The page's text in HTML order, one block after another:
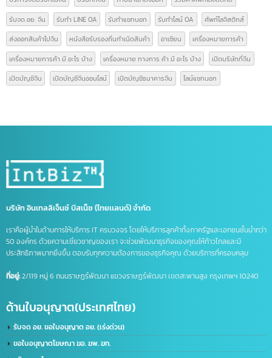
National Medical Products Administration
NMPA การส่งออกสินค้าไปจีน
การเปิดบริษัทที่จีน ขอสิทธิลดหย่อนภาษี ขึ้นทะเบียน gacc คนไทยเปิดบริษัทจีน
คนไทยเปิดบริษัทที่จีน คำศัพท์โลจิสติกส์ คำศัพท์โลจิสติกส์น่ารู้
จดทะเบียนบริษัท
จดทะเบียนบริษัทที่จีน
จดบริษัทจีน ถือหุ้น 100% จดบริษัทที่จีน จด อย จีน
ส่งออกสินค้าไปจีน หนังสือรับรองถิ่นกำเนิดสินค้า
เครื่องหมายการค้า มี อะไร บ้าง
เปิดบัญชีจีน เปิดบัญชีจีนออนไลน์ เปิดบัญชีธนาคารจีน
บริษัท อินเทลลิเจ็นซ์ บีสเน็ซ (ไทยเเลนด์) จำกัด